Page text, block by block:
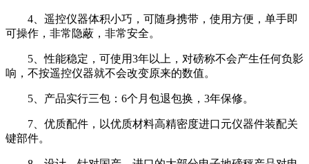
4、遥控仪器体积小巧，可随身携带，使用方便，单手即
可操作，非常隐蔽，非常安全。
5、性能稳定，可使用3年以上，对磅称不会产生任何负影
响，不按遥控仪器就不会改变原来的数值。
5、产品实行三包：6个月包退包换，3年保修。
7、优质配件，以优质材料高精密度进口元仪器件装配关
键部件。